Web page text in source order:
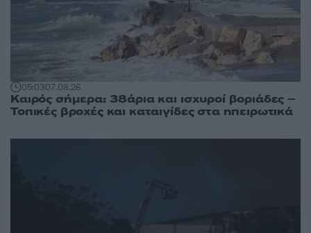
05:0307.08.26
Καιρός σήμερα: 38άρια και ισχυροί βοριάδες –
Τοπικές βροχές και καταιγίδες στα ηπειρωτικά